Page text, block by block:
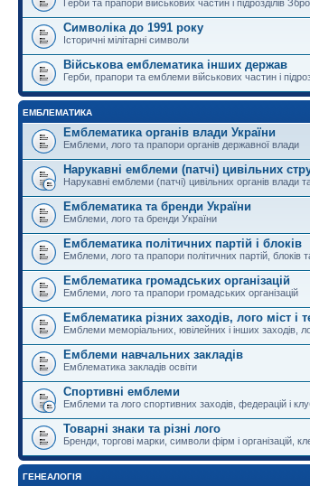
Герби та прапори військових частин і підрозділів
Символіка до 1991 року
Історичні мілітарні символи
Військова емблематика інших держав
Герби, прапори та емблеми військових частин і
ЕМБЛЕМАТИКА
Емблематика органів влади України
Емблеми, лого та прапори органів державної влади
Нарукавні емблеми (патчі) цивільних
Нарукавні емблеми (патчі) цивільних органів влади
Емблематика та бренди України
Емблеми, лого та бренди України
Емблематика політичних партій і блоків
Емблеми, лого та прапори політичних партій, блоків
Емблематика громадських організацій
Емблеми, лого та прапори громадських організацій
Емблематика різних заходів, лого міст і
Емблеми меморіальних, ювілейних і інших заходів,
Емблеми навчальних закладів
Емблематика закладів освіти
Спортивні емблеми
Емблеми та лого спортивних заходів, федерацій і
Товарні знаки та різні лого
Бренди, торгові марки, символи фірм і організацій,
ГЕНЕАЛОГІЯ